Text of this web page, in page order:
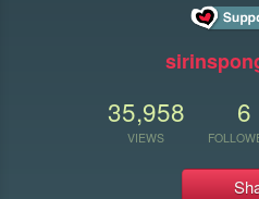
35,958
VIEWS
6